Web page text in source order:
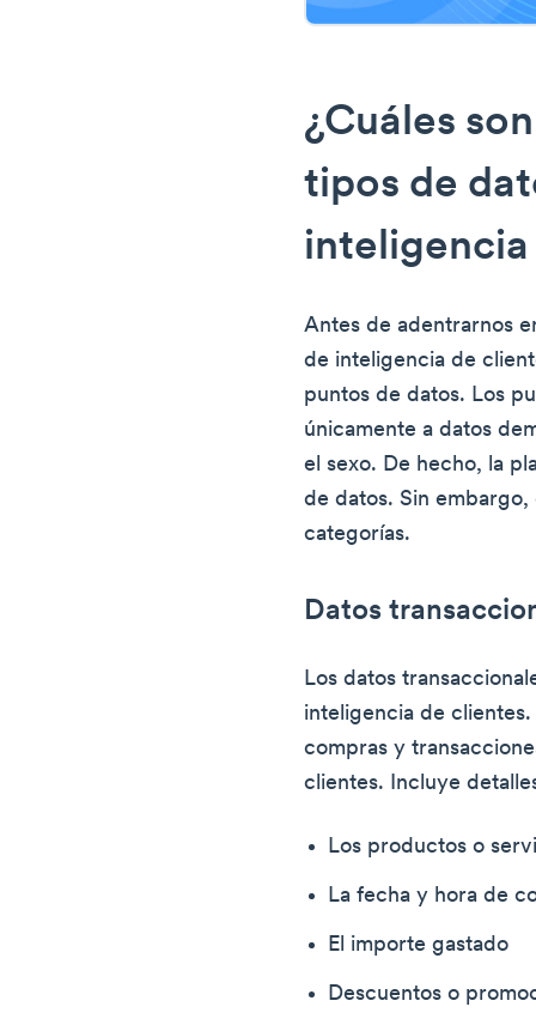
¿Cuáles
tipos de
Antes de adentrarnos
de inteligencia de
puntos de datos. Los
únicamente a datos
el sexo. De hecho, la
de datos. Sin
categorías.
Datos
Los datos
inteligencia de
compras y
clientes. Incluye
Los productos o
La fecha y hora de
El importe gastado
Descuentos o